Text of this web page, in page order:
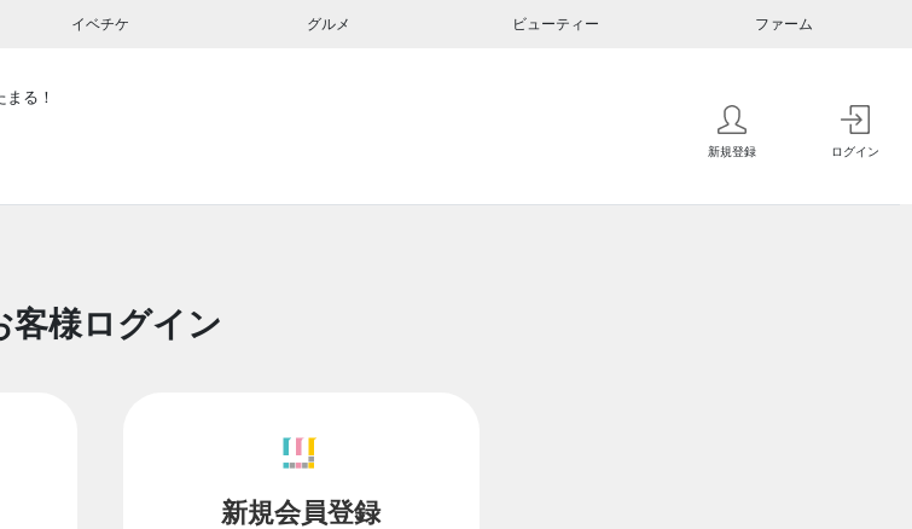
イベチケ グルメ ビューティー ファーム
る！
新規登録 ログイン
客様ログイン
新規会員登録